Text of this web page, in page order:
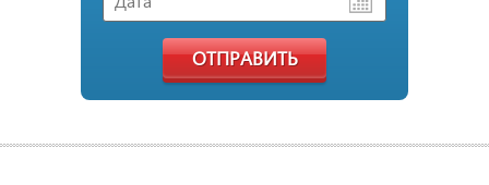
ОТПРАВИТЬ